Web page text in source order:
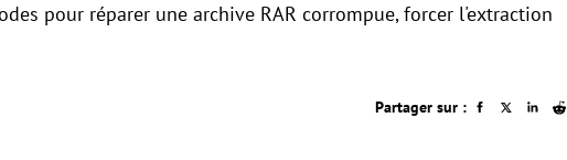
pour réparer une archive RAR corrompue, forcer l'extraction
Partager sur :